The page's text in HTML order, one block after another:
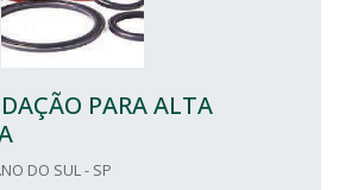
PARA ALTA
DO SUL - SP